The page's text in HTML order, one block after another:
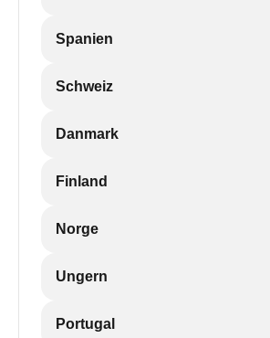
Spanien
Schweiz
Danmark
Finland
Norge
Ungern
Portugal